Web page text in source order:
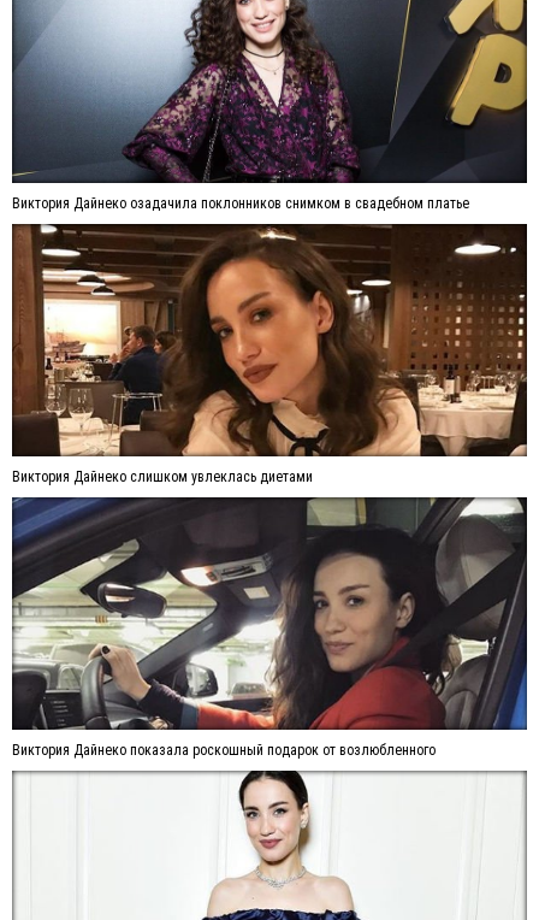
Виктория Дайнеко озадачила поклонников снимком в свадебном платье
Виктория Дайнеко слишком увлеклась диетами
Виктория Дайнеко показала роскошный подарок от возлюбленного